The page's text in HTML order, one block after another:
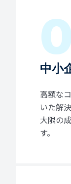
中小
高額な
いた解
大限の
す。